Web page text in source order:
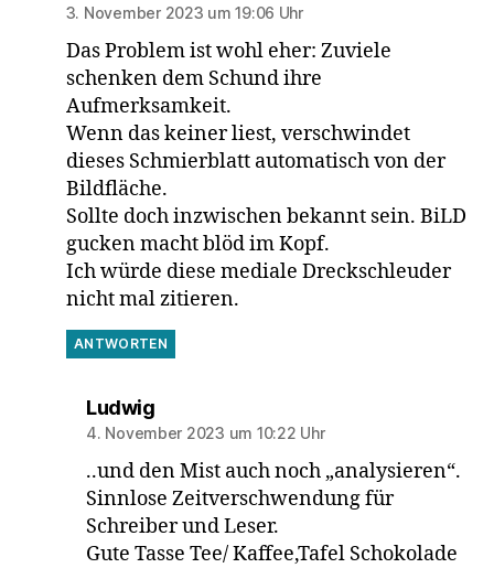
3. November 2023 um 19:06 Uhr
Das Problem ist wohl eher: Zuviele
schenken dem Schund ihre
Aufmerksamkeit.
Wenn das keiner liest, verschwindet
dieses Schmierblatt automatisch von der
Bildfläche.
Sollte doch inzwischen bekannt sein. BiLD
gucken macht blöd im Kopf.
Ich würde diese mediale Dreckschleuder
nicht mal zitieren.
ANTWORTEN
Ludwigsagt:
4. November 2023 um 10:22 Uhr
..und den Mist auch noch „analysieren“.
Sinnlose Zeitverschwendung für
Schreiber und Leser.
Gute Tasse Tee/ Kaffee,Tafel Schokolade